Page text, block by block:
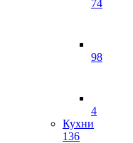
74
98
4
Кухни
136